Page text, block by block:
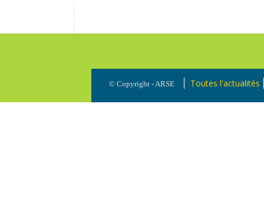
© Copyright - ARSE Toutes l'actualités